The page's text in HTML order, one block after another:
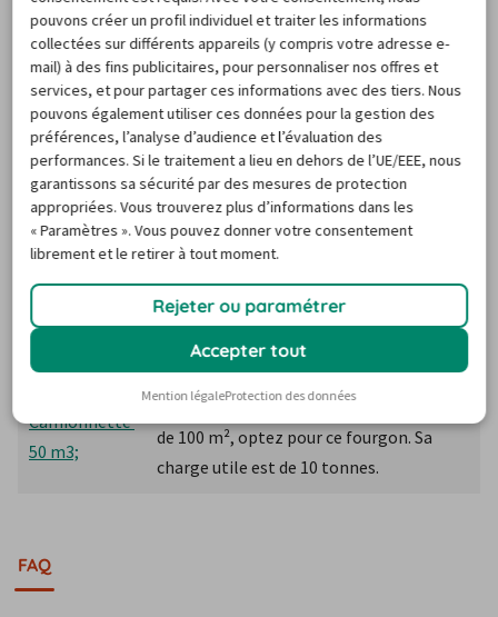
Camionnette
20 m3
Elle présente un volume de stockage
important et pratique. Sa charge utile
est de 1 000 kg à 1 200 kg. Elle peut
transporter des biens sur une surface
inférieure à 50 m².
Camionnette
30 m3
La charge utile de ce camion est de 5
tonnes. Toute personne titulaire ’un
permis C peut la conduire. C’est le
véhicule utilitaire recommandé pour le
déménagement d’un logement de moins
de 80 m².
Camionnette
50 m3;
Pour le déménagement d’un logement
de 100 m², optez pour ce fourgon. Sa
charge utile est de 10 tonnes.
FAQ
pouvons créer un profil individuel et traiter les informations
collectées sur différents appareils (y compris votre adresse e-
mail) à des fins publicitaires, pour personnaliser nos offres et
services, et pour partager ces informations avec des tiers. Nous
pouvons également utiliser ces données pour la gestion des
préférences, l’analyse d’audience et l’évaluation des
performances. Si le traitement a lieu en dehors de l’UE/EEE, nous
garantissons sa sécurité par des mesures de protection
appropriées. Vous trouverez plus d’informations dans les
« Paramètres ». Vous pouvez donner votre consentement
librement et le retirer à tout moment.
Rejeter ou paramétrer
Accepter tout
Mention légaleProtection des données